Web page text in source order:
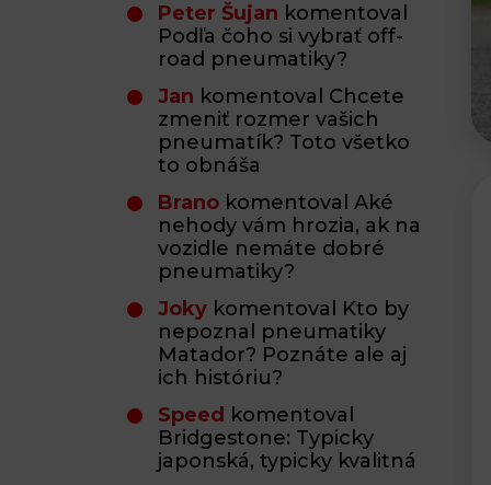
Peter Šujan komentoval
Podľa čoho si vybrať off-
road pneumatiky?
Jan komentoval Chcete
zmeniť rozmer vašich
pneumatík? Toto všetko
to obnáša
Branokomentoval Aké
nehody vám hrozia, ak na
vozidle nemáte dobré
pneumatiky?
Jokykomentoval Kto by
nepoznal pneumatiky
Matador? Poznáte ale aj
ich históriu?
Speed komentoval
Bridgestone: Typicky
japonská, typicky kvalitná